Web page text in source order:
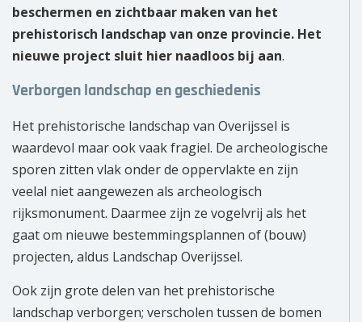
beschermen en zichtbaar maken van het
prehistorisch landschap van onze provincie. Het
nieuwe project sluit hier naadloos bij aan.
Verborgen landschap en geschiedenis
Het prehistorische landschap van Overijssel is
waardevol maar ook vaak fragiel. De archeologische
sporen zitten vlak onder de oppervlakte en zijn
veelal niet aangewezen als archeologisch
rijksmonument. Daarmee zijn ze vogelvrij als het
gaat om nieuwe bestemmingsplannen of (bouw)
projecten, aldus Landschap Overijssel.
Ook zijn grote delen van het prehistorische
landschap verborgen; verscholen tussen de bomen